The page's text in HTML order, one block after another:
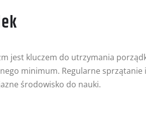
jest kluczem do utrzymania
minimum. Regularne
środowisko do nauki.